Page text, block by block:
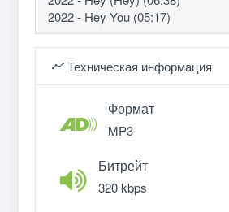
2022 - Hey You (05:17)
Техническая информация
Формат
MP3
Битрейт
320 kbps